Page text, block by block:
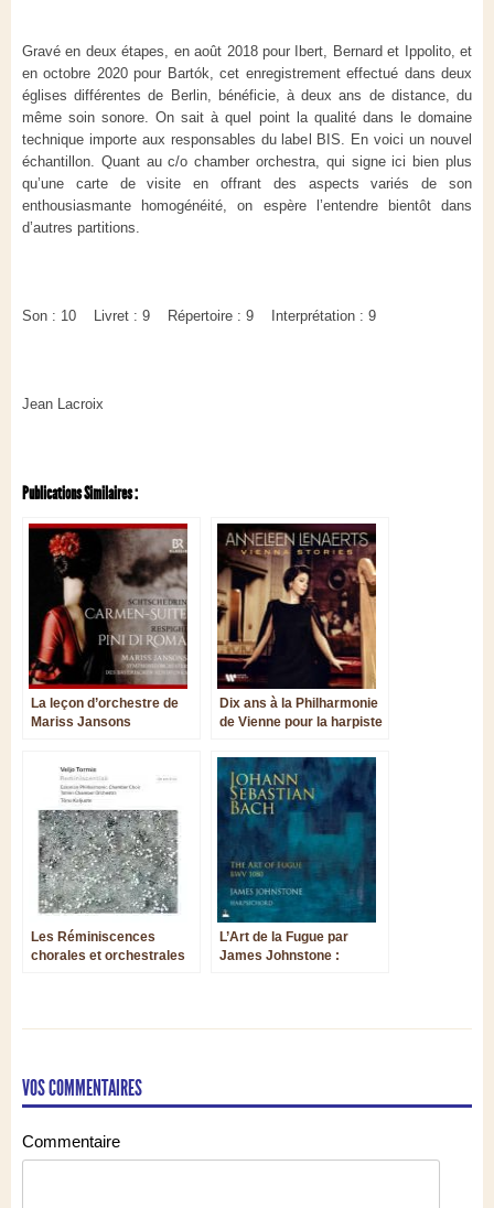
Gravé en deux étapes, en août 2018 pour Ibert, Bernard et Ippolito, et
en octobre 2020 pour Bartók, cet enregistrement effectué dans deux
églises différentes de Berlin, bénéficie, à deux ans de distance, du
même soin sonore. On sait à quel point la qualité dans le domaine
technique importe aux responsables du label BIS. En voici un nouvel
échantillon. Quant au c/o chamber orchestra, qui signe ici bien plus
qu’une carte de visite en offrant des aspects variés de son
enthousiasmante homogénéité, on espère l’entendre bientôt dans
d’autres partitions.
Son : 10 Livret : 9 Répertoire : 9 Interprétation : 9
Jean Lacroix
Publications Similaires :
La leçon d’orchestre de
Mariss Jansons
Dix ans à la Philharmonie
de Vienne pour la harpiste
Les Réminiscences
chorales et orchestrales
L’Art de la Fugue par
James Johnstone :
VOS COMMENTAIRES
Commentaire